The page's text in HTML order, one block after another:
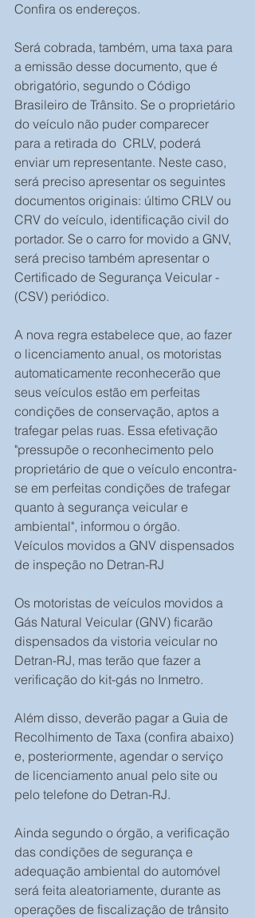
Confira os endereços.
Será cobrada, também, uma taxa para
a emissão desse documento, que é
obrigatório, segundo o Código
Brasileiro de Trânsito. Se o proprietário
do veículo não puder comparecer
para a retirada do  CRLV, poderá
enviar um representante. Neste caso,
será preciso apresentar os seguintes
documentos originais: último CRLV ou
CRV do veículo, identificação civil do
portador. Se o carro for movido a GNV,
será preciso também apresentar o
Certificado de Segurança Veicular -
(CSV) periódico.
A nova regra estabelece que, ao fazer
o licenciamento anual, os motoristas
automaticamente reconhecerão que
seus veículos estão em perfeitas
condições de conservação, aptos a
trafegar pelas ruas. Essa efetivação
"pressupõe o reconhecimento pelo
proprietário de que o veículo encontra-
se em perfeitas condições de trafegar
quanto à segurança veicular e
ambiental", informou o órgão.
Veículos movidos a GNV dispensados
de inspeção no Detran-RJ
Os motoristas de veículos movidos a
Gás Natural Veicular (GNV) ficarão
dispensados da vistoria veicular no
Detran-RJ, mas terão que fazer a
verificação do kit-gás no Inmetro.
Além disso, deverão pagar a Guia de
Recolhimento de Taxa (confira abaixo)
e, posteriormente, agendar o serviço
de licenciamento anual pelo site ou
pelo telefone do Detran-RJ.
Ainda segundo o órgão, a verificação
das condições de segurança e
adequação ambiental do automóvel
será feita aleatoriamente, durante as
operações de fiscalização de trânsito